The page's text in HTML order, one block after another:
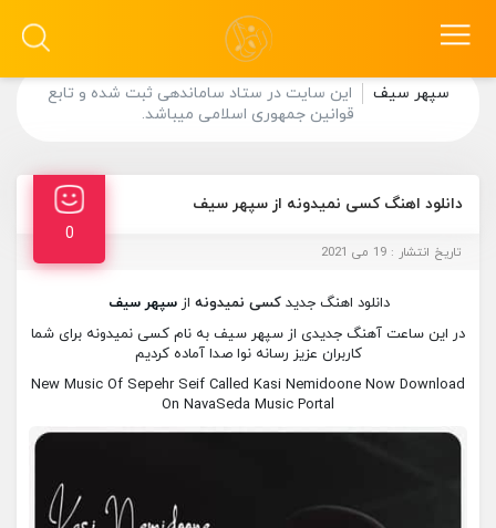
سپهر سیف
این سایت در ستاد ساماندهی ثبت شده و تابع
قوانین جمهوری اسلامی میباشد.
دانلود اهنگ کسی نمیدونه از سپهر سیف
0
تاریخ انتشار : 19 می 2021
دانلود اهنگ جدید کسی نمیدونه از سپهر سیف
در این ساعت آهنگ جدیدی از سپهر سیف به نام کسی نمیدونه برای شما
کاربران عزیز رسانه نوا صدا آماده کردیم
New Music Of Sepehr Seif Called Kasi Nemidoone Now Download
On NavaSeda Music Portal